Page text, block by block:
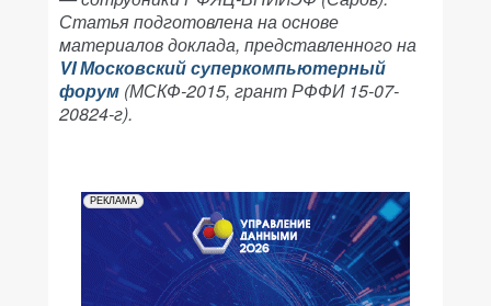
Статья подготовлена на основе
материалов доклада, представленного на
VI Московский суперкомпьютерный
форум (МСКФ-2015, грант РФФИ 15-07-
20824-г).
РЕКЛАМА